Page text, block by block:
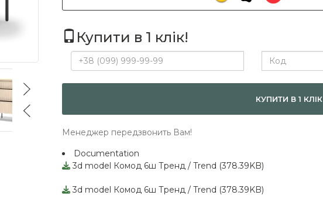
Купити в 1 клік!
КУПИТИ В 1 КЛІК
Менеджер передзвонить Вам!
Documentation
3d model Комод 6ш Тренд / Trend (378.39KB)
3d model Комод 6ш Тренд / Trend (378.39KB)